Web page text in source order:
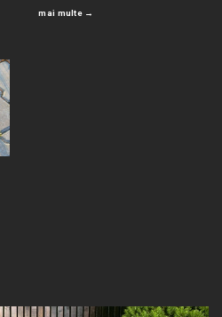
mai multe →